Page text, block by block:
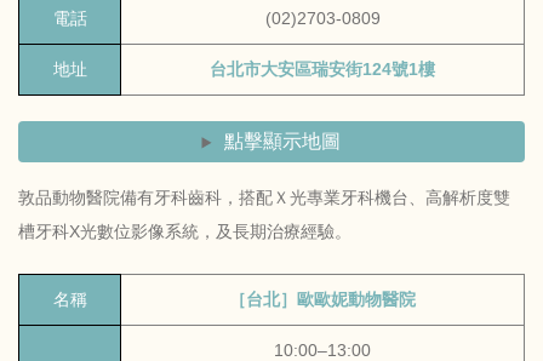
電話 (02)2703-0809
地址 台北市大安區瑞安街124號1樓
點擊顯示地圖
敦品動物醫院備有牙科齒科，搭配Ｘ光專業牙科機台、高解析度雙
槽牙科X光數位影像系統，及長期治療經驗。
名稱 ［台北］歐歐妮動物醫院
10:00–13:00